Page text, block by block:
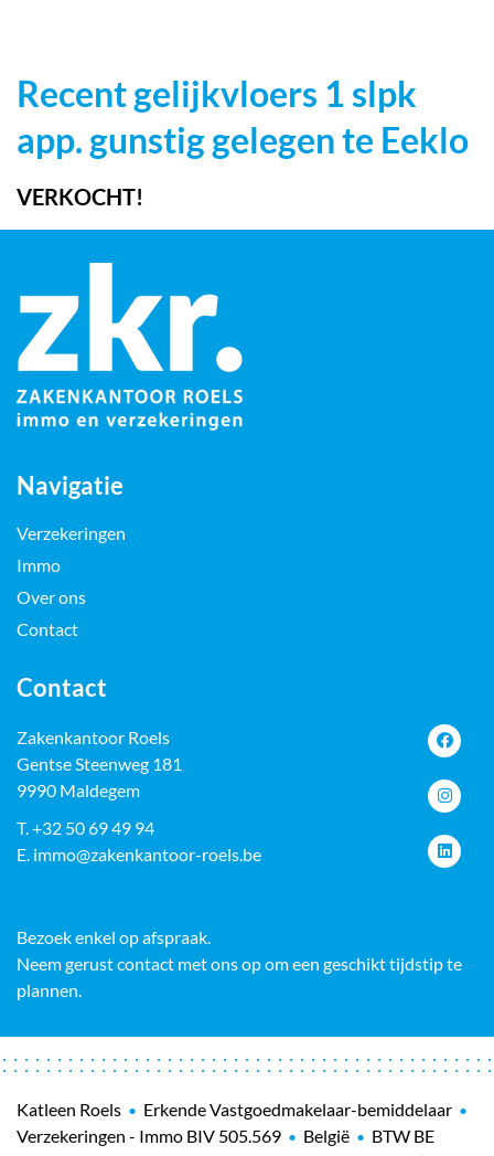
Recent gelijkvloers 1 slpk
app. gunstig gelegen te Eeklo
VERKOCHT!
Navigatie
Verzekeringen
Immo
Over ons
Contact
Contact
Zakenkantoor Roels
Gentse Steenweg 181
9990 Maldegem
T. +32 50 69 49 94
E. immo@zakenkantoor-roels.be
Bezoek enkel op afspraak.
Neem gerust contact met ons op om een geschikt tijdstip te
plannen.
Katleen Roels • Erkende Vastgoedmakelaar-bemiddelaar •
Verzekeringen - Immo BIV 505.569 • België • BTW BE